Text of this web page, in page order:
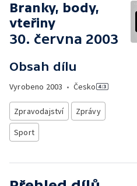
Branky, body,
vteřiny
30. června 2003
Obsah dílu
Vyrobeno 2003 • Česko
Zpravodajství
Zprávy
Sport